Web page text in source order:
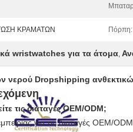
ΚΡΑΜΑΤΩΝ Πόρπη:
wristwatches για τα άτομα,
νερού Dropshipping
τις διαταγές OEM/ODM;
για τις διαταγές OEM/